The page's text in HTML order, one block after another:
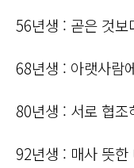
56년생 : 곧은 것보
68년생 : 아랫사람
80년생 : 서로 협조
92년생 : 매사 뜻한